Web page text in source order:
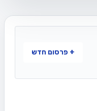
+ פרסום חדש